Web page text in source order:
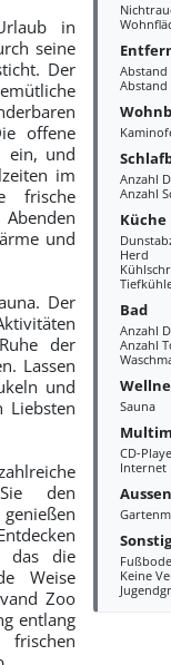
Abstand
Abstand
Anzahl
Anzahl
Küche
Herd
Bad
Anzahl
Anzahl
Sauna
CD-
Internet
Keine
in
seine
Der
offene
ein, und
im
frische
und
Der
der
Lassen
und
Liebsten
Sie den
das die
Weise
Zoo
entlang